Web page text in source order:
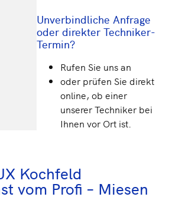
Unverbindliche Anfrage
oder direkter Techniker-
Termin?
Rufen Sie uns an
oder prüfen Sie direkt
online, ob einer
unserer Techniker bei
Ihnen vor Ort ist.
Kochfeld
vom Profi – Miesen